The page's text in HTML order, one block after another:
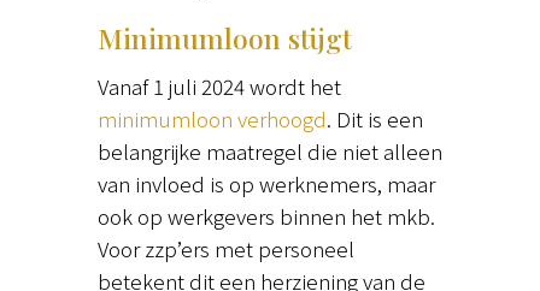
Minimumloon stijgt
Vanaf 1 juli 2024 wordt het
minimumloon verhoogd. Dit is een
belangrijke maatregel die niet alleen
van invloed is op werknemers, maar
ook op werkgevers binnen het mkb.
Voor zzp’ers met personeel
betekent dit een herziening van de